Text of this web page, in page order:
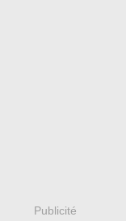
Publicité